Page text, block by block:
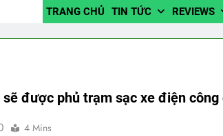
TRANG CHỦ TIN TỨC REVIEWS
sẽ được phủ trạm sạc xe điện công
4 Mins